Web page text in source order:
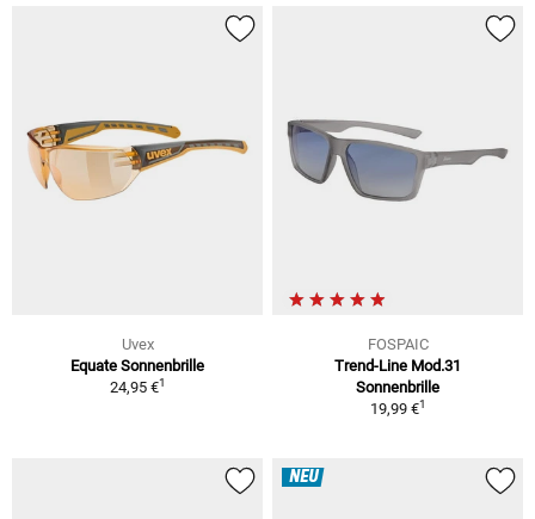
Uvex
Equate Sonnenbrille
24,95 €1
FOSPAIC
Trend-Line Mod.31
Sonnenbrille
19,99 €1
NEU